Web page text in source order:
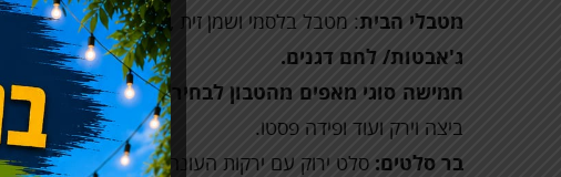
מטבלי הבית: מטבל בלסמי ושמן זית , מטבל פסטו, טפנד
ג'אבטות/ לחם דגנים.
חמישה סוגי מאפים מהטבון לבחירה: פידה זעתר, פידה
ביצה וירק ועוד ופידה פסטו.
בר סלטים: סלט ירוק עם ירקות העונה, סלט טונה, סלט